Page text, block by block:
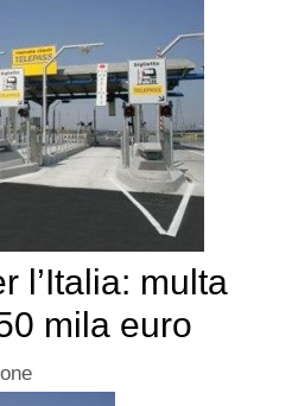
l’Italia: multa
mila euro